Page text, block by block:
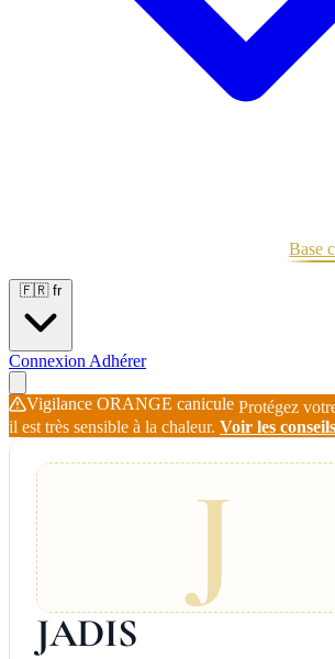
Base
🇫🇷 fr
Connexion Adhérer
Vigilance ORANGE canicule Protégez
il est très sensible à la chaleur. Voir les
J
JADIS